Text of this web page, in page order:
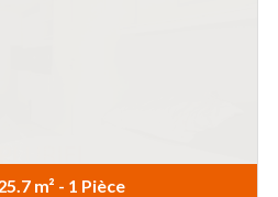
m² - 1 Pièce